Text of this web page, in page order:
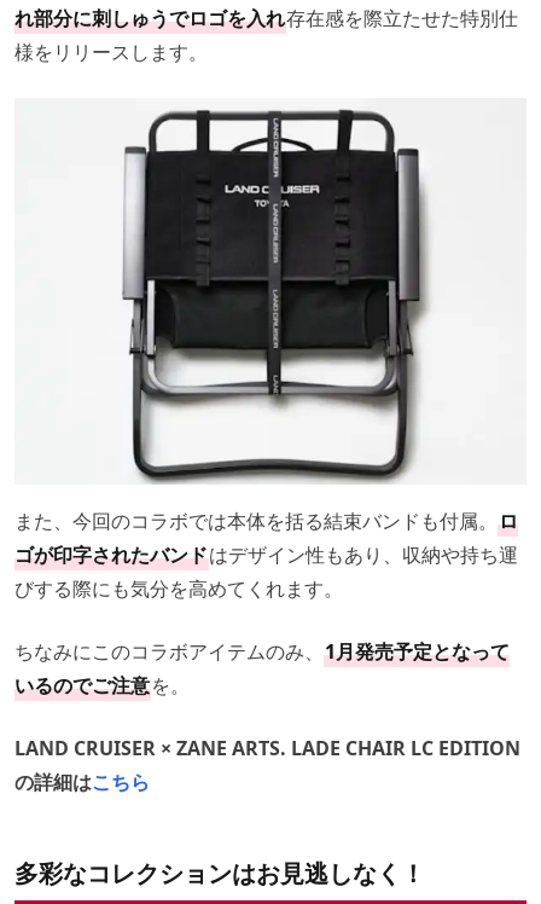
れ部分に刺しゅうでロゴを入れ存在感を際立たせた特別仕
様をリリースします。
また、今回のコラボでは本体を括る結束バンドも付属。 ロ
ゴが印字されたバンドはデザイン性もあり、収納や持ち運
びする際にも気分を高めてくれます。
ちなみにこのコラボアイテムのみ、 1月発売予定となって
いるのでご注意を。
LAND CRUISER × ZANE ARTS. LADE CHAIR LC EDITION
の詳細はこちら
多彩なコレクションはお見逃しなく！